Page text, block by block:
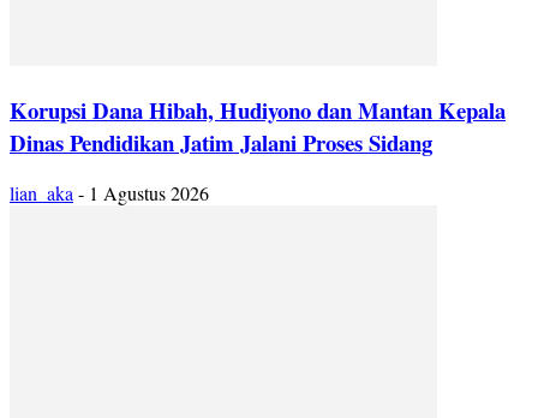
Korupsi Dana Hibah, Hudiyono dan Mantan Kepala
Dinas Pendidikan Jatim Jalani Proses Sidang
lian_aka- 1 Agustus 2026